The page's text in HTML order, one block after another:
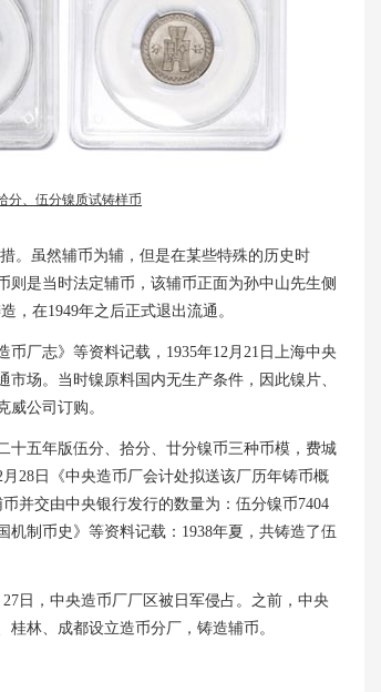
分、伍分镍质试铸样币
。虽然辅币为辅，但是在某些特殊的历史时
是当时法定辅币，该辅币正面为孙中山先生侧
，在1949年之后正式退出流通。
厂志》等资料记载，1935年12月21日上海中央
场。当时镍原料国内无生产条件，因此镍片、
公司订购。
十五年版伍分、拾分、廿分镍币三种币模，费城
28日《中央造币厂会计处拟送该厂历年铸币概
并交由中央银行发行的数量为：伍分镍币7404
机制币史》等资料记载：1938年夏，共铸造了伍
日，中央造币厂厂区被日军侵占。之前，中央
林、成都设立造币分厂，铸造辅币。